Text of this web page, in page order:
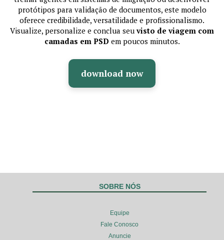
protótipos para validação de documentos, este modelo
oferece credibilidade, versatilidade e profissionalismo.
Visualize, personalize e conclua seuvisto de viagem com
camadas em PSD em poucos minutos.
download now
SOBRE NÓS
Equipe
Fale Conosco
Anuncie